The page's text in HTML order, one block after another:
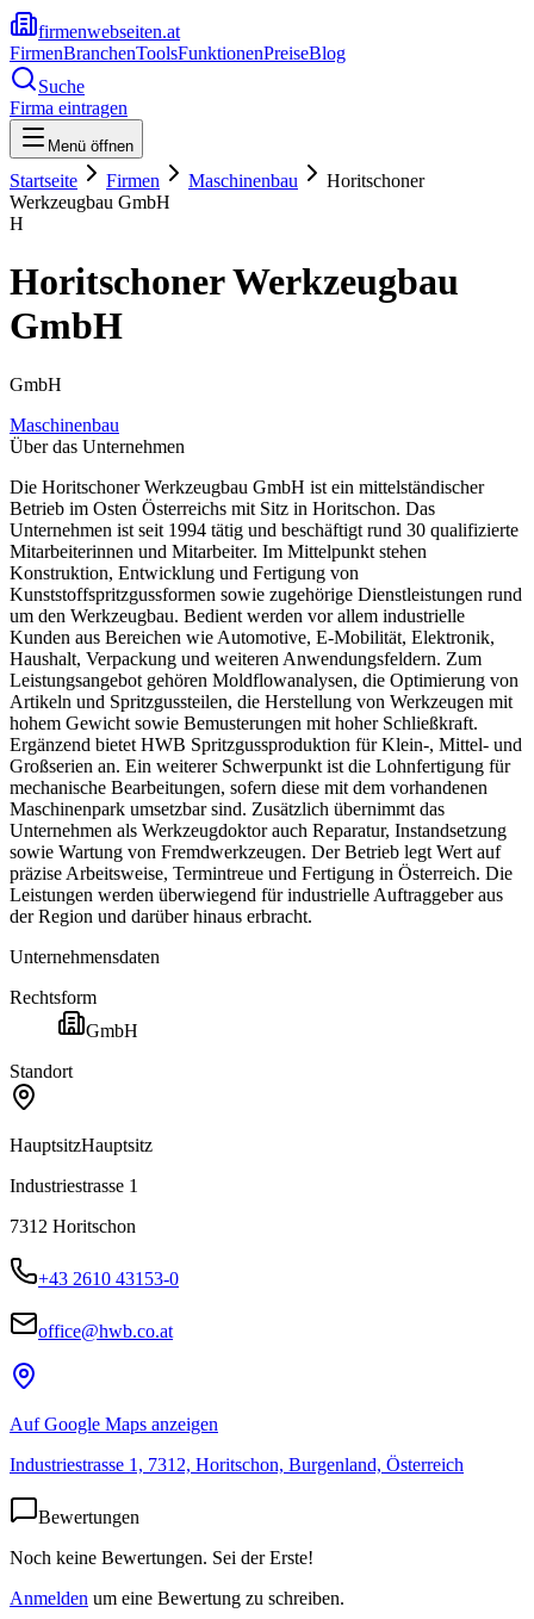
firmenwebseiten.at
FirmenBranchenToolsFunktionenPreiseBlog
Suche
Firma eintragen
Menü öffnen
Startseite Firmen Maschinenbau
Horitschoner
Werkzeugbau GmbH
H
Horitschoner Werkzeugbau
GmbH
GmbH
Maschinenbau
Über das Unternehmen
Die Horitschoner Werkzeugbau GmbH ist ein mittelständischer
Betrieb im Osten Österreichs mit Sitz in Horitschon. Das
Unternehmen ist seit 1994 tätig und beschäftigt rund 30 qualifizierte
Mitarbeiterinnen und Mitarbeiter. Im Mittelpunkt stehen
Konstruktion, Entwicklung und Fertigung von
Kunststoffspritzgussformen sowie zugehörige Dienstleistungen rund
um den Werkzeugbau. Bedient werden vor allem industrielle
Kunden aus Bereichen wie Automotive, E-Mobilität, Elektronik,
Haushalt, Verpackung und weiteren Anwendungsfeldern. Zum
Leistungsangebot gehören Moldflowanalysen, die Optimierung von
Artikeln und Spritzgussteilen, die Herstellung von Werkzeugen mit
hohem Gewicht sowie Bemusterungen mit hoher Schließkraft.
Ergänzend bietet HWB Spritzgussproduktion für Klein-, Mittel- und
Großserien an. Ein weiterer Schwerpunkt ist die Lohnfertigung für
mechanische Bearbeitungen, sofern diese mit dem vorhandenen
Maschinenpark umsetzbar sind. Zusätzlich übernimmt das
Unternehmen als Werkzeugdoktor auch Reparatur, Instandsetzung
sowie Wartung von Fremdwerkzeugen. Der Betrieb legt Wert auf
präzise Arbeitsweise, Termintreue und Fertigung in Österreich. Die
Leistungen werden überwiegend für industrielle Auftraggeber aus
der Region und darüber hinaus erbracht.
Unternehmensdaten
Rechtsform
GmbH
Standort
HauptsitzHauptsitz
Industriestrasse 1
7312 Horitschon
+43 2610 43153-0
office@hwb.co.at
Auf Google Maps anzeigen
Industriestrasse 1, 7312, Horitschon, Burgenland, Österreich
Bewertungen
Noch keine Bewertungen. Sei der Erste!
Anmelden um eine Bewertung zu schreiben.